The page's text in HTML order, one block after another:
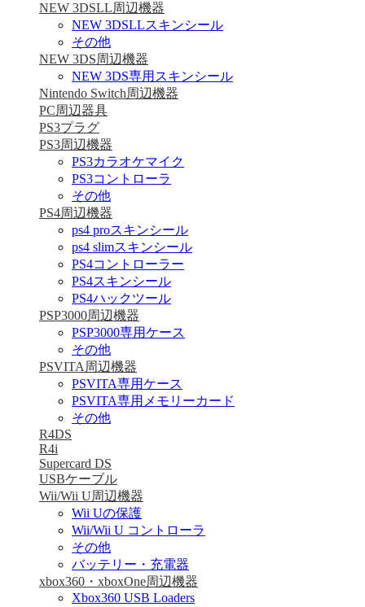
NEW 3DSLL周辺機器
NEW 3DSLLスキンシール
その他
NEW 3DS周辺機器
NEW 3DS専用スキンシール
Nintendo Switch周辺機器
PC周辺器具
PS3プラグ
PS3周辺機器
PS3カラオケマイク
PS3コントローラ
その他
PS4周辺機器
ps4 proスキンシール
ps4 slimスキンシール
PS4コントローラー
PS4スキンシール
PS4ハックツール
PSP3000周辺機器
PSP3000専用ケース
その他
PSVITA周辺機器
PSVITA専用ケース
PSVITA専用メモリーカード
その他
R4DS
R4i
Supercard DS
USBケーブル
Wii/Wii U周辺機器
Wii Uの保護
Wii/Wii U コントローラ
その他
バッテリー・充電器
xbox360・xboxOne周辺機器
Xbox360 USB Loaders